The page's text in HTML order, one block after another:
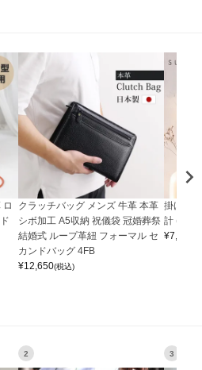
ロ
クラッチバッグ メンズ 牛革 本革
シボ加工 A5収納 祝儀袋 冠婚葬祭
結婚式 ループ革紐 フォーマル セ
カンドバッグ 4FB
¥12,650(税込)
掛け時
計
¥7,150
2 3